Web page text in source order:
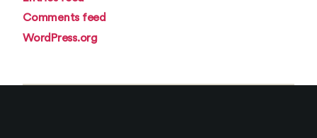
Comments feed
WordPress.org